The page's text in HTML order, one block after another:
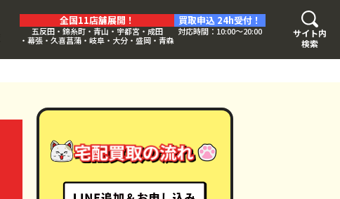
全国11店舗展開！
五反田・錦糸町・青山・宇都宮・成田
・幕張・久喜菖蒲・岐阜・大分・盛岡・青森
買取申込 24h受付！
対応時間：10:00〜20:00
サイト内
検索